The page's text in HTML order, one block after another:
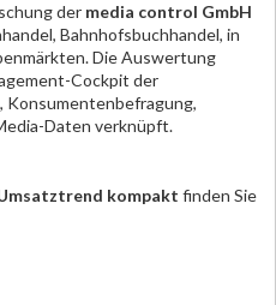
der media control GmbH
Bahnhofsbuchhandel, in
Die Auswertung
Cockpit der
Konsumentenbefragung,
Daten verknüpft.
kompakt finden Sie